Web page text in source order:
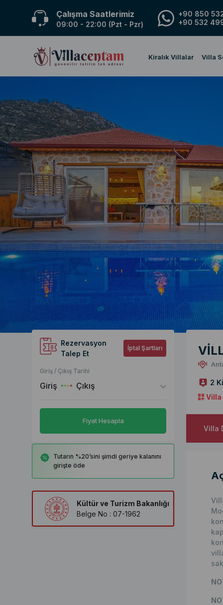
Çalışma Saatlerimiz
09:00 - 22:00 (Pzt - Pzr)
+90 850
+90 532
Kiralık Villalar Villa
Rezervasyon
Talep Et
İptal Şartları
Giriş / Çıkış Tarihi
Giriş Çıkış
Fiyat Hesapla
Tutarın %20’sini şimdi geriye kalanını
girişte öde
Kültür ve Turizm Bakanlığı
Belge No : 07-1962
2
Villa
Villa